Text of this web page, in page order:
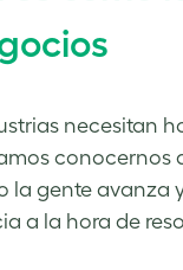
necesitan
conocernos
la gente avanza
a la hora de